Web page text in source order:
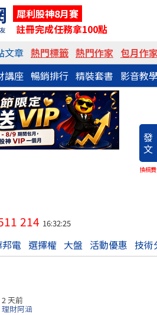
犀利股神8月賽
註冊完成任務拿100點
文章 熱門標籤 熱門作家 包月作
講座 暢銷排行 精裝套書 影音教
發
文
換稿費
214 16:32:25
邦電 選擇權 大盤 活動優惠 技術
天前
財阿涵